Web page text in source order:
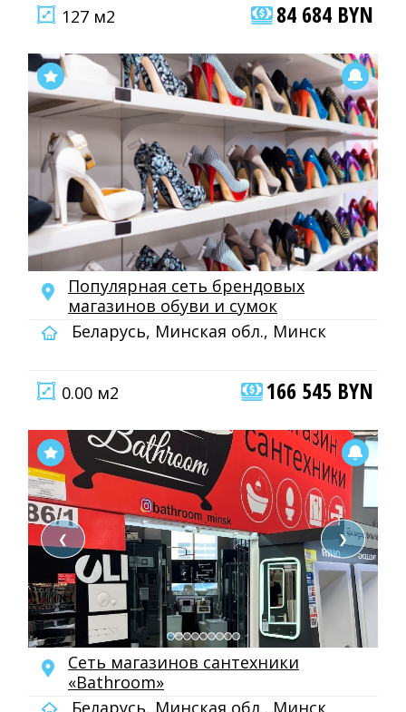
127 м2 84 684 BYN
Популярная сеть брендовых
магазинов обуви и сумок
Беларусь, Минская обл., Минск
0.00 м2 166 545 BYN
❮ ❯
Сеть магазинов сантехники
«Bathroom»
Беларусь, Минская обл., Минск